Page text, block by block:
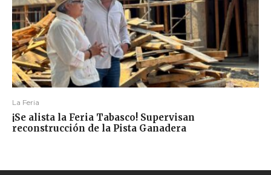
La Feria
¡Se alista la Feria Tabasco! Supervisan
reconstrucción de la Pista Ganadera